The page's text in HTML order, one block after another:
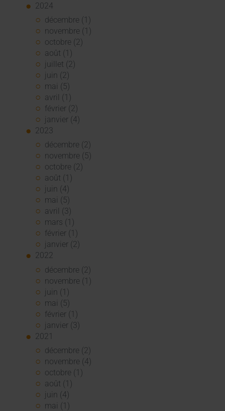
2024
décembre (1)
novembre (1)
octobre (2)
août (1)
juillet (2)
juin (2)
mai (5)
avril (1)
février (2)
janvier (4)
2023
décembre (2)
novembre (5)
octobre (2)
août (1)
juin (4)
mai (5)
avril (3)
mars (1)
février (1)
janvier (2)
2022
décembre (2)
novembre (1)
juin (1)
mai (5)
février (1)
janvier (3)
2021
décembre (2)
novembre (4)
octobre (1)
août (1)
juin (4)
mai (1)